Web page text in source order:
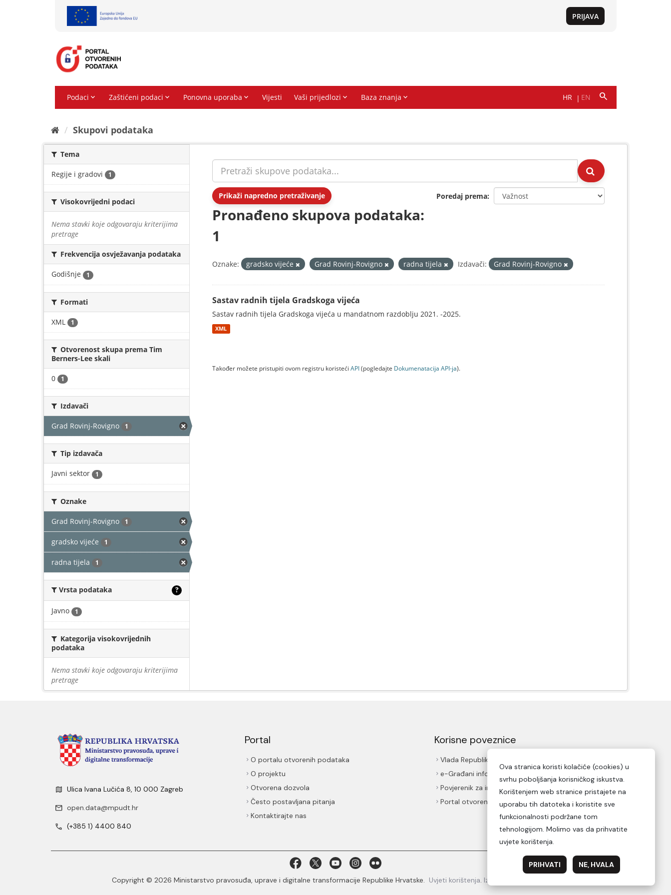
Skupovi podаtаkа
Tema
Regije i gradovi 1
Visokovrijedni podaci
Nema stavki koje odgovaraju kriterijima
pretrage
Frekvencija osvježavanja podataka
Godišnje 1
Formati
XML 1
Otvorenost skupa prema Tim
Berners-Lee skali
0 1
Izdavači
Grad Rovinj-Rovigno 1
Tip izdavača
Javni sektor 1
Oznake
Grad Rovinj-Rovigno 1
gradsko vijeće 1
radna tijela 1
Vrsta podataka ?
Javno 1
Kategorija visokovrijednih
podataka
Nema stavki koje odgovaraju kriterijima
pretrage
Prikaži napredno pretraživanje Poredaj prema
Pronađeno skupova podataka:
1
Oznake: gradsko vijeće Grad Rovinj-Rovigno radna tijela Izdavači: Grad Rovinj-Rovigno
Sastav radnih tijela Gradskoga vijeća
Sastav radnih tijela Gradskoga vijeća u mandatnom razdoblju 2021. -2025.
XML
Također možete pristupiti ovom registru koristeći API(pogledajte Dokumenаtаcijа API-jа).